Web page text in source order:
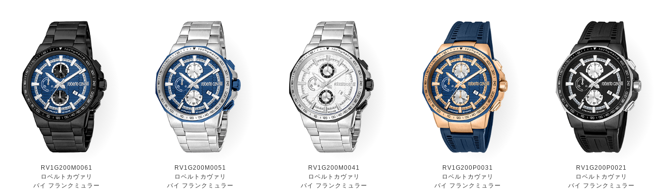
RV1G200M0061
ロベルトカヴァリ
バイ フランクミュラー
RV1G200M0051
ロベルトカヴァリ
バイ フランクミュラー
RV1G200M0041
ロベルトカヴァリ
バイ フランクミュラー
RV1G200P0031
ロベルトカヴァリ
バイ フランクミュラー
RV1G200P0021
ロベルトカヴァリ
バイ フランクミュラー